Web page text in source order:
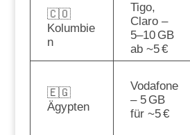
🇨🇴
Kolumbie
n
Tigo,
Claro –
5–10 GB
ab ~5 €
🇪🇬
Ägypten
Vodafone
– 5 GB
für ~5 €